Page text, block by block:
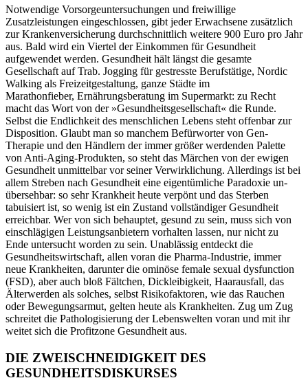
Notwendige Vorsorgeuntersuchungen und freiwillige
Zusatzleistungen eingeschlossen, gibt jeder Erwachsene zusätzlich
zur Krankenversicherung durchschnittlich weitere 900 Euro pro Jahr
aus. Bald wird ein Viertel der Einkommen für Gesundheit
aufgewendet werden. Gesundheit hält längst die gesamte
Gesellschaft auf Trab. Jogging für gestresste Berufstätige, Nordic
Walking als Freizeitgestaltung, ganze Städte im
Marathonfieber, Ernährungsberatung im Supermarkt: zu Recht
macht das Wort von der »Gesundheitsgesellschaft« die Runde.
Selbst die Endlichkeit des menschlichen Lebens steht offenbar zur
Disposition. Glaubt man so manchem Befürworter von Gen-
Therapie und den Händlern der immer größer werdenden Palette
von Anti-Aging-Produkten, so steht das Märchen von der ewigen
Gesundheit unmittelbar vor seiner Verwirklichung. Allerdings ist bei
allem Streben nach Gesundheit eine eigentümliche Paradoxie un-
übersehbar: so sehr Krankheit heute verpönt und das Sterben
tabuisiert ist, so wenig ist ein Zustand vollständiger Gesundheit
erreichbar. Wer von sich behauptet, gesund zu sein, muss sich von
einschlägigen Leistungsanbietern vorhalten lassen, nur nicht zu
Ende untersucht worden zu sein. Unablässig entdeckt die
Gesundheitswirtschaft, allen voran die Pharma-Industrie, immer
neue Krankheiten, darunter die ominöse female sexual dysfunction
(FSD), aber auch bloß Fältchen, Dickleibigkeit, Haarausfall, das
Älterwerden als solches, selbst Risikofaktoren, wie das Rauchen
oder Bewegungsarmut, gelten heute als Krankheiten. Zug um Zug
schreitet die Pathologisierung der Lebenswelten voran und mit ihr
weitet sich die Profitzone Gesundheit aus.
DIE ZWEISCHNEIDIGKEIT DES
GESUNDHEITSDISKURSES